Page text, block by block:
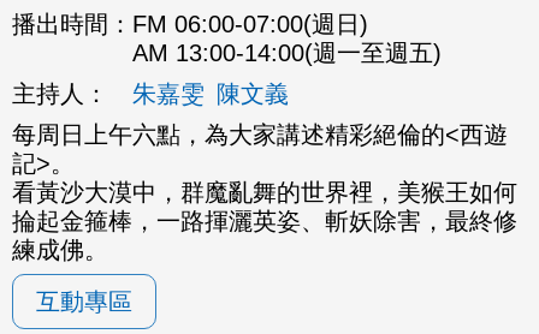
播出時間： FM 06:00-07:00(週日)
AM 13:00-14:00(週一至週五)
主持人：
朱嘉雯 陳文義
每周日上午六點，為大家講述精彩絕倫的<西遊
記>。
看黃沙大漠中，群魔亂舞的世界裡，美猴王如何
掄起金箍棒，一路揮灑英姿、斬妖除害，最終修
練成佛。
互動專區